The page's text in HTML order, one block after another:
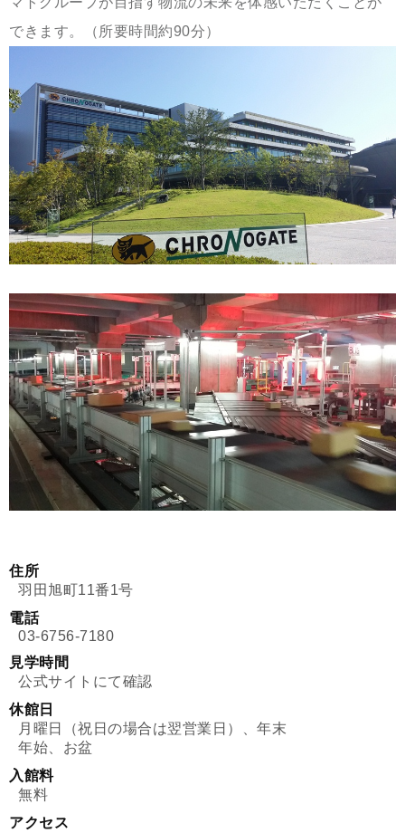
できます。（所要時間約90分）
住所
羽田旭町11番1号
電話
03-6756-7180
見学時間
公式サイトにて確認
休館日
月曜日（祝日の場合は翌営業日）、年末
年始、お盆
入館料
無料
アクセス